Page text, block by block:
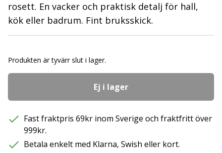
rosett. En vacker och praktisk detalj för hall,
kök eller badrum. Fint bruksskick.
Produkten är tyvärr slut i lager.
Ej i lager
Fast fraktpris 69kr inom Sverige och fraktfritt över
999kr.
Betala enkelt med Klarna, Swish eller kort.